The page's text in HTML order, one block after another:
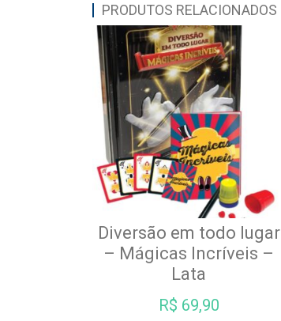
PRODUTOS RELACIONADOS
Diversão em todo lugar
– Mágicas Incríveis –
Lata
R$ 69,90